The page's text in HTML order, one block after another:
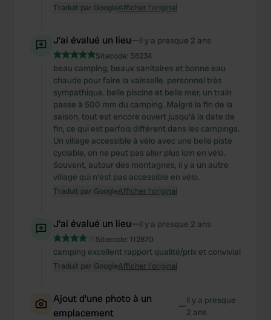
Traduit par GoogleAfficher l'original
J'ai évalué un lieu—il y a presque 2 ans
Sitecode: 58234
beau camping, beaux sanitaires et bonne eau
chaude pour faire la vaisselle. personnel très
sympathique. belle piscine et belle mer, un train
passe à 500 mm du camping. Malgré la fin de la
saison, tout est encore ouvert jusqu'à la date de
fin, ce qui est parfois différent dans les campings.
Un village accessible à vélo avec une belle piste
cyclable, on ne peut pas aller plus loin en vélo.
Souvent, autour des montagnes, il y a un autre
village qui n'est pas accessible en vélo.
Traduit par GoogleAfficher l'original
J'ai évalué un lieu—il y a presque 2 ans
Sitecode: 112870
camping excellent rapport qualité/prix et convivial
Traduit par GoogleAfficher l'original
Ajout d'une photo à un
emplacement
—il y a presque
2 ans